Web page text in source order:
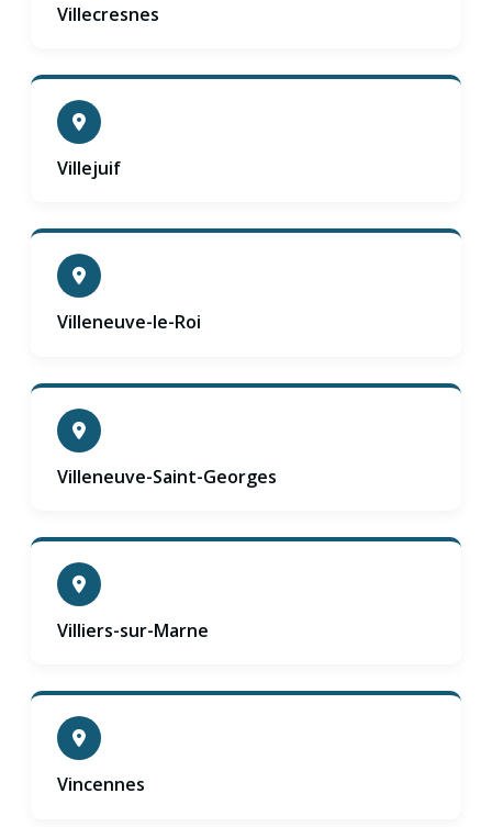
Villecresnes
Villejuif
Villeneuve-le-Roi
Villeneuve-Saint-Georges
Villiers-sur-Marne
Vincennes